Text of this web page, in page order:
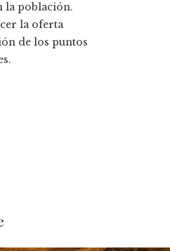
la población.
la oferta
de los puntos